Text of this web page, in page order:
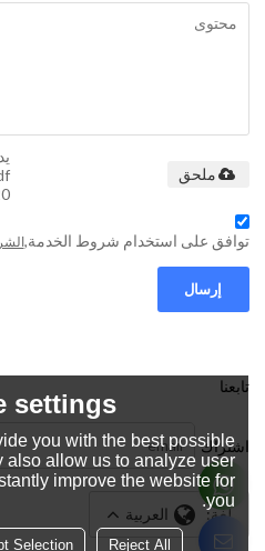
20
ملحق
توافق على استخدام شروط الخدمة,
إرسال
تابعنا
اشتراك
لغة: العربية
settings
you with the best possible
also allow us to analyze user
improve the website for
you.
Reject All
Selection